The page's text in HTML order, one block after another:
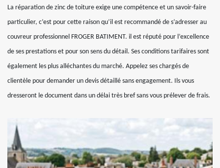
La réparation de zinc de toiture exige une compétence et un savoir-faire
particulier, c’est pour cette raison qu’il est recommandé de s’adresser au
couvreur professionnel FROGER BATIMENT. il est réputé pour l’excellence
de ses prestations et pour son sens du détail. Ses conditions tarifaires sont
également les plus alléchantes du marché. Appelez ses chargés de
clientèle pour demander un devis détaillé sans engagement. Ils vous
dresseront le document dans un délai très bref sans vous prélever de frais.